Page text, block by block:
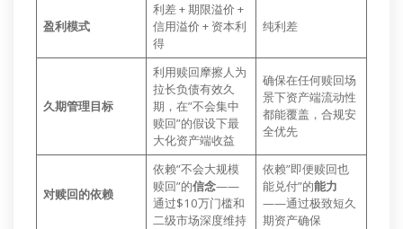
盈利模式
利差 + 期限溢价 +
信用溢价 + 资本利
得
纯利差
久期管理目标
利用赎回摩擦人为
拉长负债有效久
期，在”不会集中
赎回”的假设下最
大化资产端收益
确保在任何赎回场
景下资产端流动性
都能覆盖，合规安
全优先
对赎回的依赖
依赖”不会大规模
赎回”的信念——
通过$10万门槛和
二级市场深度维持
依赖”即便赎回也
能兑付”的能力
——通过极致短久
期资产确保